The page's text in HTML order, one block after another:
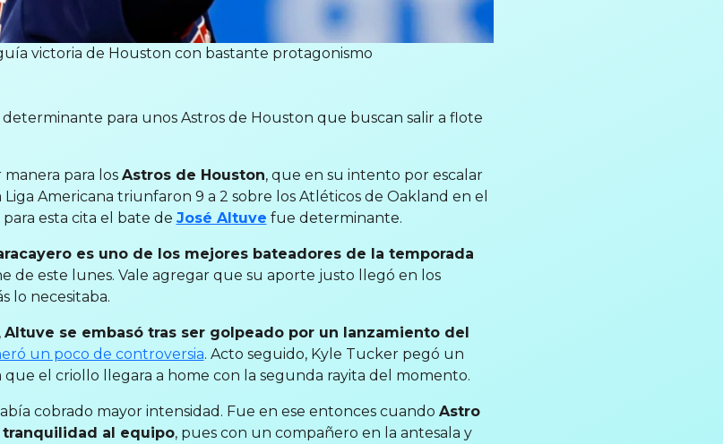
victoria de Houston con bastante protagonismo
para unos Astros de Houston que buscan salir a flote
para los Astros de Houston, que en su intento por escalar
Liga Americana triunfaron 9 a 2 sobre los Atléticos de Oakland en el
esta cita el bate de José Altuve fue determinante.
es uno de los mejores bateadores de la temporada
de este lunes. Vale agregar que su aporte justo llegó en los
lo necesitaba.
Altuve se embasó tras ser golpeado por un lanzamiento del
un poco de controversia. Acto seguido, Kyle Tucker pegó un
el criollo llegara a home con la segunda rayita del momento.
cobrado mayor intensidad. Fue en ese entonces cuando Astro
tranquilidad al equipo, pues con un compañero en la antesala y